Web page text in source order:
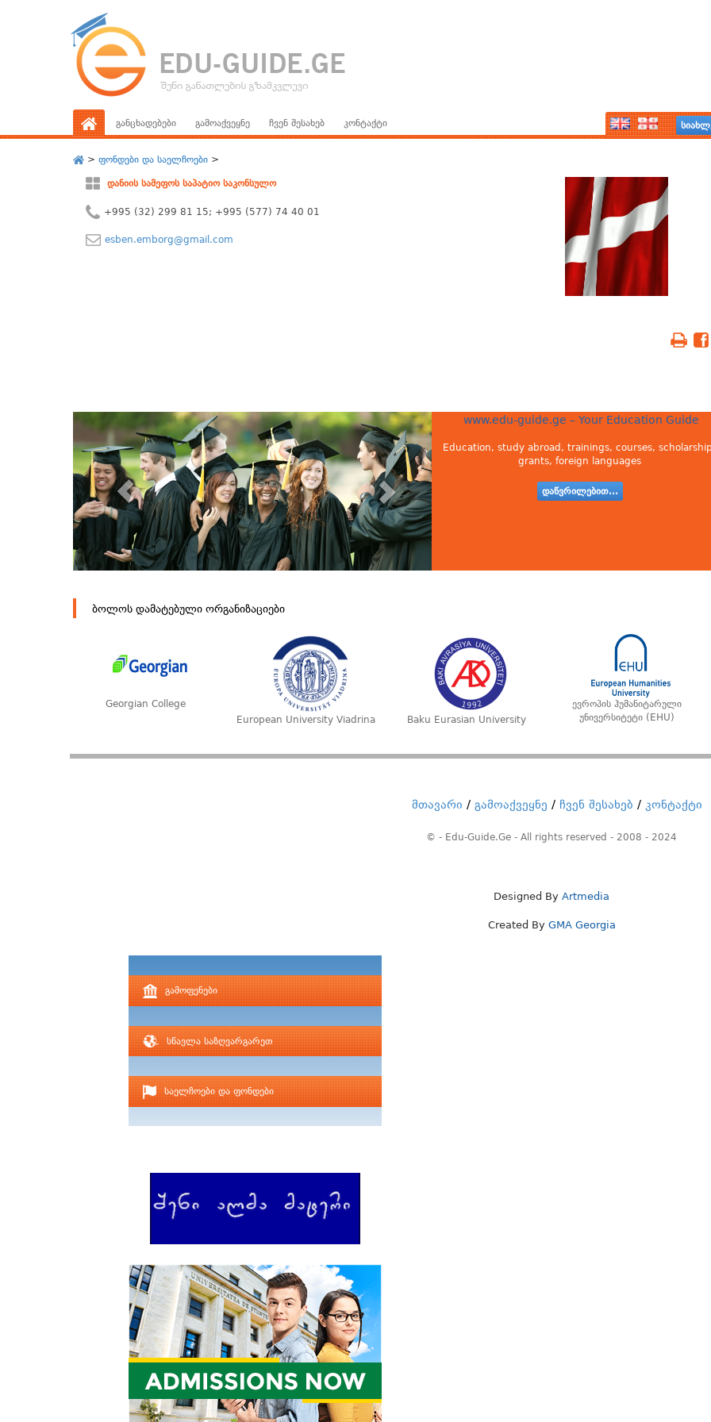
განცხადებები გამოაქვეყნე ჩვენ შესახებ კონტაქტი
> ფონდები და საელჩოები >
დანიის სამეფოს საპატიო საკონსულო
+995 (32) 299 81 15; +995 (577) 74 40 01
esben.emborg@gmail.com
www.edu-guide.ge – Your Education Guide
Education, study abroad, trainings, courses,
grants, foreign languages
დაწვრილებით...
ბოლოს დამატებული ორგანიზაციები
Georgian College
European University Viadrina
Baku Eurasian University
ევროპის ჰუმანიტარული
უნივერსიტეტი (EHU)
მთავარი / გამოაქვეყნე / ჩვენ შესახებ / კონტაქტი
© - Edu-Guide.Ge - All rights reserved - 2008 - 2024
Designed By Artmedia
Created By GMA Georgia
გამოფენები
სწავლა საზღვარგარეთ
საელჩოები და ფონდები